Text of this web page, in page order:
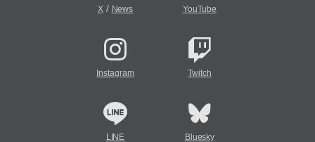
X/ News YouTube
Instagram Twitch
LINE Bluesky